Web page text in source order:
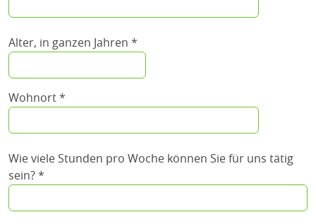
Alter, in ganzen Jahren *
Wohnort *
Wie viele Stunden pro Woche können Sie für uns tätig
sein? *